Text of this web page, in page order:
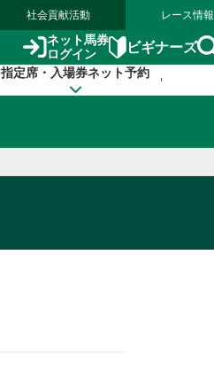
社会貢献活動 レース情報
ネット馬券
ログイン
ビギナーズ
指定席・入場券ネット予約